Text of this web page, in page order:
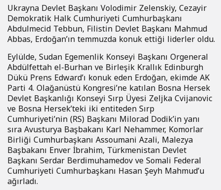
Ukrayna Devlet Başkanı Volodimir Zelenskiy, Cezayir
Demokratik Halk Cumhuriyeti Cumhurbaşkanı
Abdulmecid Tebbun, Filistin Devlet Başkanı Mahmud
Abbas, Erdoğan’ın temmuzda konuk ettiği liderler oldu.
Eylülde, Sudan Egemenlik Konseyi Başkanı Orgeneral
Abdülfettah el-Burhan ve Birleşik Krallık Edinburgh
Dükü Prens Edward’ı konuk eden Erdoğan, ekimde AK
Parti 4. Olağanüstü Kongresi’ne katılan Bosna Hersek
Devlet Başkanlığı Konseyi Sırp Üyesi Zeljka Cvijanovic
ve Bosna Hersek’teki iki entiteden Sırp
Cumhuriyeti’nin (RS) Başkanı Milorad Dodik’in yanı
sıra Avusturya Başbakanı Karl Nehammer, Komorlar
Birliği Cumhurbaşkanı Assoumani Azali, Malezya
Başbakanı Enver İbrahim, Türkmenistan Devlet
Başkanı Serdar Berdimuhamedov ve Somali Federal
Cumhuriyeti Cumhurbaşkanı Hasan Şeyh Mahmud’u
ağırladı.